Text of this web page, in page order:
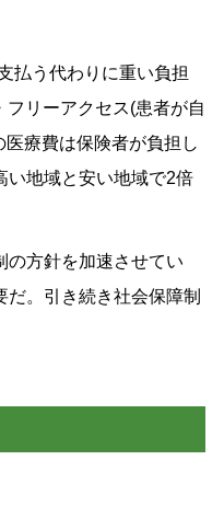
払う代わりに重い負担
リーアクセス(患者が自
療費は保険者が負担し
い地域と安い地域で2倍
の方針を加速させてい
。引き続き社会保障制